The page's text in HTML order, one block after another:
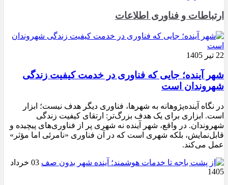
ارتباطات و فناوری اطلاعات
22 تیر 1405
شهر آینده؛ جایی که فناوری در خدمت کیفیت زندگی
شهروندان است
در نگاه آینده‌پژوهانه به شهرها، فناوری دیگر هدف نیست؛ ابزار
است. ابزاری برای یک هدف بزرگ‌تر: ارتقای کیفیت زندگی
شهروندان. در واقع، شهر آینده نه شهری پر از فناوری‌های پیچیده و
قابل‌نمایش، بلکه شهری است که در آن فناوری «نامرئی اما مؤثر»
عمل می‌کند.
03 خرداد
1405